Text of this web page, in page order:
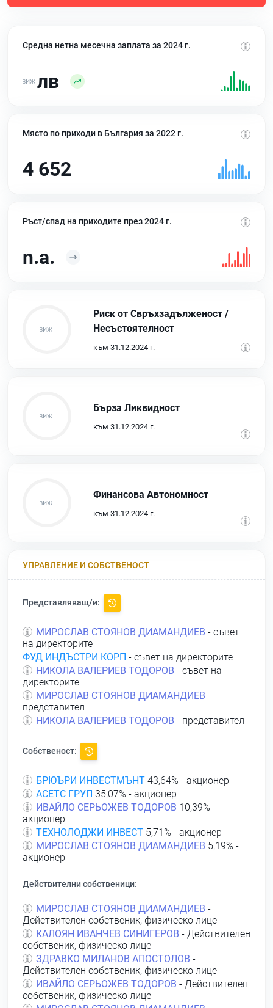
Средна нетна месечна заплата за 2024 г.
лв
Място по приходи в България за 2022 г.
4 652
Ръст/спад на приходите през 2024 г.
n.a.
Риск от Свръхзадълженост /
Несъстоятелност
към 31.12.2024 г.
Бърза Ликвидност
към 31.12.2024 г.
Финансова Автономност
към 31.12.2024 г.
УПРАВЛЕНИЕ И СОБСТВЕНОСТ
Представляващ/и:
МИРОСЛАВ СТОЯНОВ ДИАМАНДИЕВ - съвет
на директорите
ФУД ИНДЪСТРИ КОРП - съвет на директорите
НИКОЛА ВАЛЕРИЕВ ТОДОРОВ - съвет на
директорите
МИРОСЛАВ СТОЯНОВ ДИАМАНДИЕВ -
представител
НИКОЛА ВАЛЕРИЕВ ТОДОРОВ - представител
Собственост:
БРЮЪРИ ИНВЕСТМЪНТ 43,64% - акционер
АСЕТС ГРУП 35,07% - акционер
ИВАЙЛО СЕРЬОЖЕВ ТОДОРОВ 10,39% -
акционер
ТЕХНОЛОДЖИ ИНВЕСТ 5,71% - акционер
МИРОСЛАВ СТОЯНОВ ДИАМАНДИЕВ 5,19% -
акционер
Действителни собственици:
МИРОСЛАВ СТОЯНОВ ДИАМАНДИЕВ -
Действителен собственик, физическо лице
КАЛОЯН ИВАНЧЕВ СИНИГЕРОВ - Действителен
собственик, физическо лице
ЗДРАВКО МИЛАНОВ АПОСТОЛОВ -
Действителен собственик, физическо лице
ИВАЙЛО СЕРЬОЖЕВ ТОДОРОВ - Действителен
собственик, физическо лице